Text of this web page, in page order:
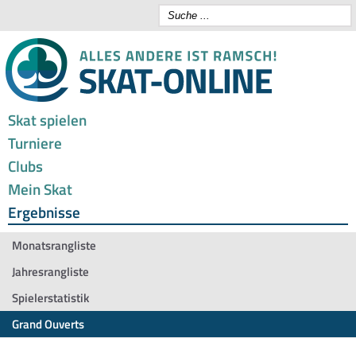
Skat spielen
Turniere
Clubs
Mein Skat
Ergebnisse
Monatsrangliste
Jahresrangliste
Spielerstatistik
Grand Ouverts